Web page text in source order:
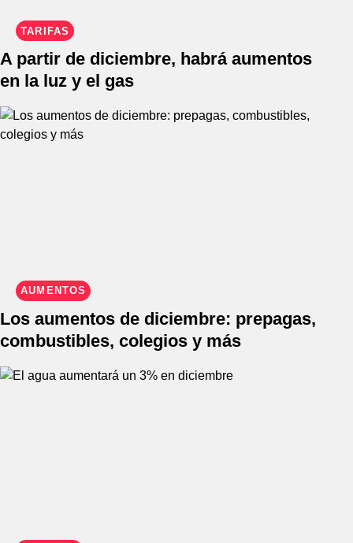
TARIFAS
A partir de diciembre, habrá aumentos
en la luz y el gas
AUMENTOS
Los aumentos de diciembre: prepagas,
combustibles, colegios y más